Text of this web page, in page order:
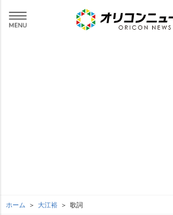
ホーム 大江裕 歌詞